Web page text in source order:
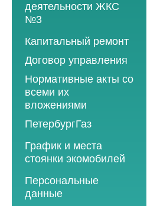
деятельности ЖКС
№3
Программы
2013 год
2014 год
2015 год
2016 год
2017 год
2018 год
Капитальный ремонт
Договор управления
Нормативные акты со
всеми их
вложениями
ПетербургГаз
2018 год
2019 год
2020 год
2021 год
График и места
стоянки экомобилей
2019 год
2020 год
Персональные
данные